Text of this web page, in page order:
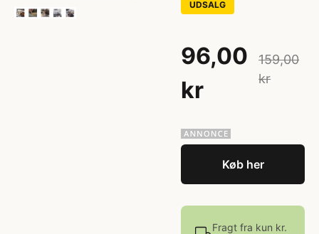
UDSALG
96,00
kr
159,00
kr
Køb her
Fragt fra kun kr.